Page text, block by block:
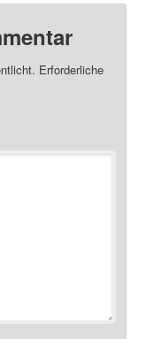
Erforderliche